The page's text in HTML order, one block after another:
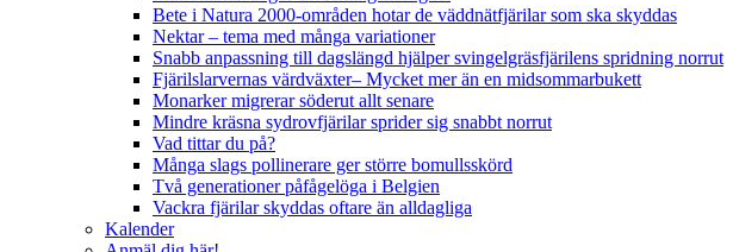
Bete i Natura 2000-områden hotar de väddnätfjärilar som ska skyddas
Nektar – tema med många variationer
Snabb anpassning till dagslängd hjälper svingelgräsfjärilens spridning norrut
Fjärilslarvernas värdväxter– Mycket mer än en midsommarbukett
Monarker migrerar söderut allt senare
Mindre kräsna sydrovfjärilar sprider sig snabbt norrut
Vad tittar du på?
Många slags pollinerare ger större bomullsskörd
Två generationer påfågelöga i Belgien
Vackra fjärilar skyddas oftare än alldagliga
Kalender